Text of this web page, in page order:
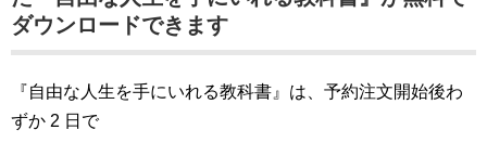
ダウンロードできます
『自由な人生を手にいれる教科書』は、予約注文開始後わ
ずか 2 日で